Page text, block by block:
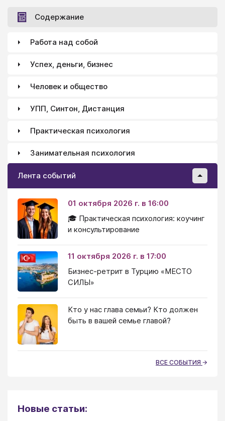
помогает найти коррекционные механизмы для
решения личностных проблем.
Содержание
Работа над собой
Успех, деньги, бизнес
Человек и общество
УПП, Синтон, Дистанция
Практическая психология
Занимательная психология
Лента событий
01 октября 2026 г. в 16:00
🎓 Практическая психология: коучинг
и консультирование
11 октября 2026 г. в 17:00
Бизнес-ретрит в Турцию «МЕСТО
СИЛЫ»
Кто у нас глава семьи? Кто должен
быть в вашей семье главой?
ВСЕ СОБЫТИЯ
Новые статьи: